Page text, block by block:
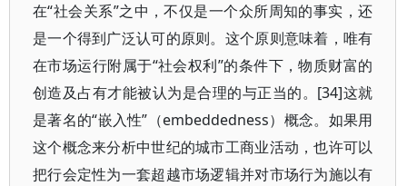
在“社会关系”之中，不仅是一个众所周知的事实，还
是一个得到广泛认可的原则。这个原则意味着，唯有
在市场运行附属于“社会权利”的条件下，物质财富的
创造及占有才能被认为是合理的与正当的。[34]这就
是著名的“嵌入性”（embeddedness）概念。如果用
这个概念来分析中世纪的城市工商业活动，也许可以
把行会定性为一套超越市场逻辑并对市场行为施以有